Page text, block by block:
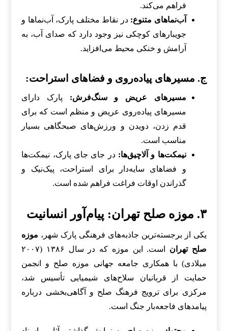
فراهم می‌کند.
آب‌نماهای متنوع: در نقاط مختلف پارک، آب‌نماها و
جویبارهای کوچکی نیز وجود دارد که صدای آب، به
آرامش و خنکی محیط می‌افزاید.
ج. مسیرهای پیاده‌روی و فضاهای استراحت:
مسیرهای عریض و سنگ‌فرش: پارک دارای
مسیرهای پیاده‌روی عریض و منظم است که برای
قدم زدن، دویدن و ورزش‌های صبحگاهی بسیار
مناسب است.
نیمکت‌ها و آلاچیق‌ها: در جای جای پارک، نیمکت‌ها
و فضاهای سایه‌دار برای استراحت، پیک‌نیک و
گذراندن اوقات فراغت فراهم شده است.
۳. موزه صلح تهران: پیام‌آور انسانیت
یکی از برجسته‌ترین جاذبه‌های فرهنگی پارک شهر، موزه
صلح تهران
است. این موزه که در سال ۱۳۸۶ (۲۰۰۷
میلادی) با همکاری جامعه جهانی موزه صلح و انجمن
حمایت از قربانیان سلاح‌های شیمیایی تأسیس شد،
مرکزی برای ترویج فرهنگ صلح و آگاهی‌بخشی درباره
پیامدهای فاجعه‌بار جنگ است.